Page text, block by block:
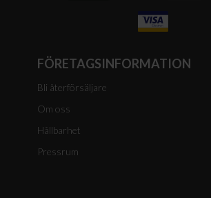
FÖRETAGSINFORMATION
Bli återförsäljare
Om oss
Hållbarhet
Pressrum